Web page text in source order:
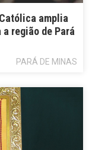
amplia
região de Pará
PARÁ DE MINAS